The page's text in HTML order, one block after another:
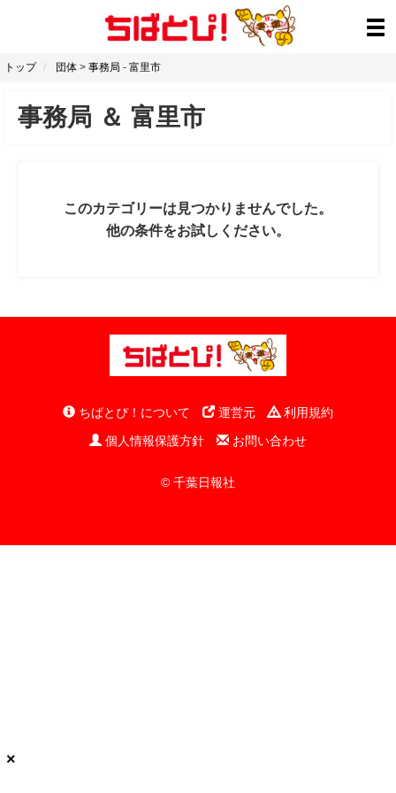
トップ 団体 > 事務局 - 富里市
事務局 ＆ 富里市
このカテゴリーは見つかりませんでした。
他の条件をお試しください。
ちばとぴ！について 運営元
利用規約
個人情報保護方針
お問い合わせ
© 千葉日報社
×